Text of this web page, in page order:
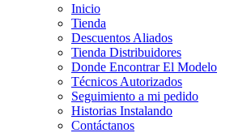
Inicio
Tienda
Descuentos Aliados
Tienda Distribuidores
Donde Encontrar El Modelo
Técnicos Autorizados
Seguimiento a mi pedido
Historias Instalando
Contáctanos